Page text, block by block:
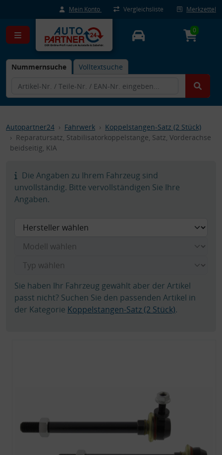
Mein Konto Vergleichsliste Merkzettel
Nummernsuche Volltextsuche
0
Autopartner24 Fahrwerk
Koppelstangen-Satz (2 Stück)
Reparatursatz, Stabilisatorkoppelstange, Satz, Vorderachse
beidseitig, KIA
Die Angaben zu Ihrem Fahrzeug sind
unvollständig. Bitte vervollständigen Sie Ihre
Angaben.
Sie haben Ihr Fahrzeug gewählt aber der Artikel
passt nicht? Suchen Sie den passenden Artikel in
der Kategorie Koppelstangen-Satz (2 Stück).